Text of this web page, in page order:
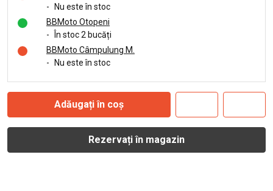
-
Nu este în stoc
BBMoto Otopeni
-
În stoc 2 bucăți
BBMoto Câmpulung M.
-
Nu este în stoc
Adăugați în coș
Rezervați în magazin